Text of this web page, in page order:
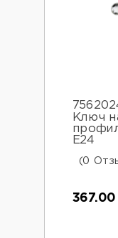
Ключ
Е24
(0
367.00